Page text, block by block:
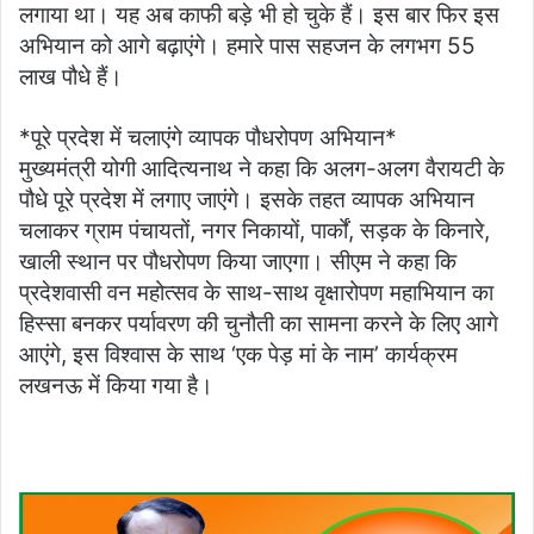
लगाया था। यह अब काफी बड़े भी हो चुके हैं। इस बार फिर इस
अभियान को आगे बढ़ाएंगे। हमारे पास सहजन के लगभग 55
लाख पौधे हैं।
*पूरे प्रदेश में चलाएंगे व्यापक पौधरोपण अभियान*
मुख्यमंत्री योगी आदित्यनाथ ने कहा कि अलग-अलग वैरायटी के
पौधे पूरे प्रदेश में लगाए जाएंगे। इसके तहत व्यापक अभियान
चलाकर ग्राम पंचायतों, नगर निकायों, पार्कों, सड़क के किनारे,
खाली स्थान पर पौधरोपण किया जाएगा। सीएम ने कहा कि
प्रदेशवासी वन महोत्सव के साथ-साथ वृक्षारोपण महाभियान का
हिस्सा बनकर पर्यावरण की चुनौती का सामना करने के लिए आगे
आएंगे, इस विश्वास के साथ ‘एक पेड़ मां के नाम’ कार्यक्रम
लखनऊ में किया गया है।